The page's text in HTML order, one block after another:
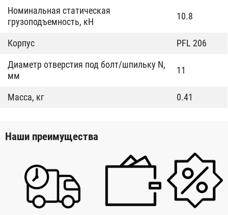
Номинальная статическая
грузоподъемность, кН
10.8
Корпус
PFL 206
Диаметр отверстия под болт/шпильку N,
мм
11
Масса, кг 0.41
Наши преимущества